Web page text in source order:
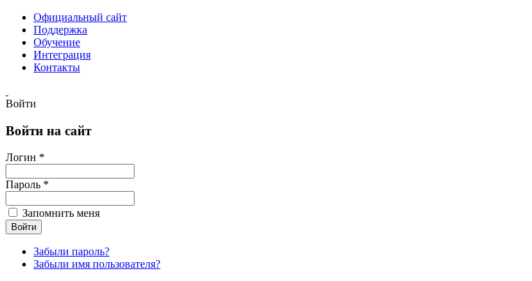
Официальный сайт
Поддержка
Обучение
Интеграция
Контакты
Войти
Войти на сайт
Логин *
Пароль *
Запомнить меня
Забыли пароль?
Забыли имя пользователя?